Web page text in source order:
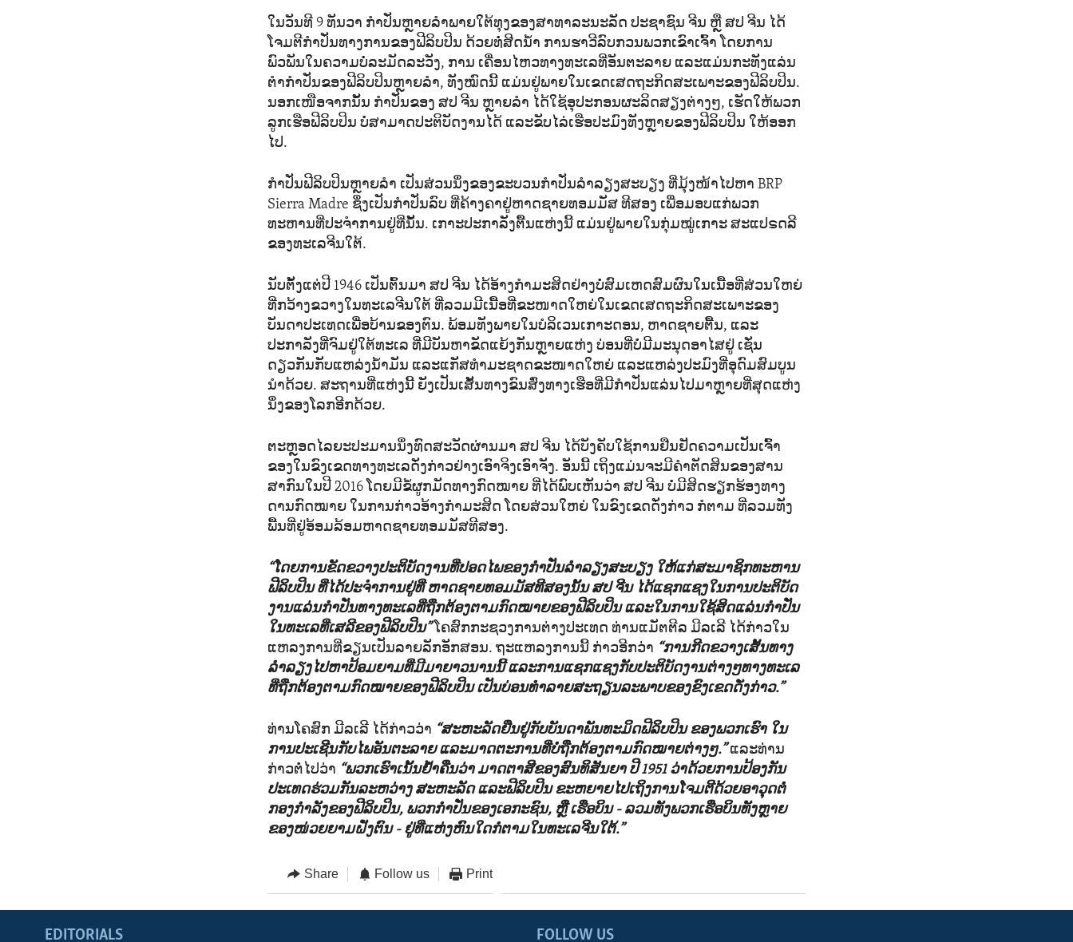
ໃນວັນທີ 9 ທັນວາ ກຳປັ່ນຫຼາຍລຳພາຍໃຕ້ທຸງຂອງສາທາລະນະລັດ ປະຊາຊົນ ຈີນ ຫຼື ສປ ຈີນ ໄດ້
ໂຈມຕີກຳປັ່ນທາງການຂອງຟີລິບປິນ ດ້ວຍທໍ່ສີດນ້ຳ ການຮາວີລົບກວນພວກເຂົາເຈົ້າ ໂດຍການ
ພົວພັນໃນຄວາມບໍ່ລະມັດລະວັງ, ການ ເຄື່ອນໄຫວທາງທະເລທີ່ອັນຕະລາຍ ແລະແມ່ນກະທັງແລ່ນ
ຕຳກຳປັ່ນຂອງຟີລິບປິນຫຼາຍລຳ, ທັງໝົດນີ້ ແມ່ນຢູ່ພາຍໃນເຂດເສດຖະກິດສະເພາະຂອງຟີລິບປິນ.
ນອກເໜືອຈາກນັ້ນ ກຳປັ່ນຂອງ ສປ ຈີນ ຫຼາຍລຳ ໄດ້ໃຊ້ອຸປະກອນຜະລິດສຽງຕ່າງໆ, ເຮັດໃຫ້ພວກ
ລູກເຮືອຟີລິບປິນ ບໍ່ສາມາດປະຕິບັດງານໄດ້ ແລະຂັບໄລ່ເຮືອປະມົງທັງຫຼາຍຂອງຟີລິບປິນ ໃຫ້ອອກ
ໄປ.
ກຳປັ່ນຟີລິບປິນຫຼາຍລຳ ເປັນສ່ວນນຶ່ງຂອງຂະບວນກຳປັ່ນລຳລຽງສະບຽງ ທີ່ມຸ້ງໜ້າໄປຫາ BRP
Sierra Madre ຊຶ່ງເປັນກຳປັ່ນລົບ ທີ່​ຄ້າງຄາຢູ່ຫາດຊາຍທອມມັສ ທີສອງ ເພື່ອມອບແກ່ພວກ
ທະຫານທີ່ປະຈຳການຢູ່ທີ່ນັ້ນ. ເກາະປະກາລັງຕື້ນແຫ່ງນີ້ ແມ່ນຢູ່ພາຍໃນກຸ່ມໝູ່ເກາະ ສະແປຣດລີ
ຂອງທະເລຈີນໃຕ້.
ນັບຕັ້ງແຕ່ປີ 1946 ເປັນຕົ້ນມາ ສ​ປ ຈີນ ໄດ້ອ້າງ​ກຳ​ມະສິດຢ່າງບໍ່ສົມເຫດສົມຜົນໃນເນື້ອທີ່ສ່ວນໃຫຍ່
ທີ່ກວ້າງຂວາງໃນທະເລຈີນໃຕ້ ທີ່ລວມມີເນື້ອທີ່ຂະໜາດໃຫຍ່ໃນເຂດເສດຖະກິດສະເພາະຂອງ
ບັນດາປະເທດເພື່ອບ້ານຂອງຕົນ. ພ້ອມທັງພາຍໃນບໍລິເວນເກາະດອນ, ຫາດຊາຍຕື້ນ, ແລະ
ປະກາລັງທີ່ຈົມຢູ່ໃຕ້ທະເລ ທີ່ມີບັນຫາຂັດແຍ້ງກັນຫຼາຍແຫ່ງ ບ່ອນທີ່ບໍ່ມີມະນຸດອາໄສຢູ່ ເຊັ່ນ
ດຽວກັນກັບແຫລ່ງນ້ຳມັນ ແລະແກັສທຳມະຊາດຂະໜາດໃຫຍ່ ແລະແຫລ່ງປະມົງທີ່ອຸດົມສົມບູນ
ນຳດ້ວຍ. ສະຖານທີ່ແຫ່ງນີ້ ຍັງເປັນເສັ້ນທາງຂົນສົ່ງທາງເຮືອທີ່ມີ​ກຳ​ປັ່ນ​ແລ່ນ​ໄປ​ມາຫຼາຍທີ່ສຸດແຫ່ງ
ນຶ່ງຂອງໂລກອີກດ້ວຍ.
ຕະຫຼອດໄລຍະປະມານນຶ່ງທົດສະວັດຜ່ານມາ ສປ ຈີນ ໄດ້ບັງຄັບໃຊ້ການຢືນຢັດຄວາມເປັນເຈົ້າ
ຂອງໃນຂົງເຂດທາງທະເລດັ່ງກ່າວຢ່າງເອົາຈິງເອົາຈັງ. ອັນນີ້ ເຖິງແມ່ນຈະມີຄຳຕັດສິນຂອງສານ
ສາກົນໃນປີ 2016 ໂດຍມີຂໍ້ຜູກມັດທາງກົດໝາຍ ທີ່ໄດ້ພົບເຫັນວ່າ ສປ ຈີນ ບໍ່ມີສິດຮຽກຮ້ອງທາງ
ດານກົດໝາຍ ໃນການກ່າວອ້າງກຳມະສິດ ໂດຍສ່ວນໃຫຍ່ ໃນຂົງເຂດດັ່ງກ່າວ ກໍຕາມ ທີ່ລວມທັງ
ພື້ນທີ່ຢູ່ອ້ອມລ້ອມຫາດຊາຍທອມມັສທີສອງ.
“ໂດຍການຂັດຂວາງປະຕິບັດງານທີ່ປອດໄພຂອງກຳປັ່ນລຳລຽງສະບຽງ ໃຫ້ແກ່ສະມາຊິກທະຫານ
ຟີລິບປິນ ທີ່ໄດ້ປະຈຳການຢູ່ທີ່ ຫາດຊາຍທອມມັສທີສອງນັ້ນ ສປ ຈີນ ໄດ້ແຊກແຊງໃນການປະຕິບັດ
ງານແລ່ນກຳປັ່ນທາງທະເລທີ່ຖືກຕ້ອງຕາມກົດໝາຍຂອງຟີລິບປິນ ແລະໃນການໃຊ້ສິດແລ່ນກຳປັ່ນ
ໃນທະເລທີ່ເສລີຂອງຟີລິບປິນ”ໂຄສົກກະຊວງການຕ່າງປະເທດ ທ່ານແມັຕຕີລ ມີລເລີ ໄດ້ກ່າວໃນ
ແຫລງການທີ່ຂຽນເປັນລາຍລັກອັກສອນ. ຖະແຫລງການນີ້ ກ່າວອີກວ່າ “ການກີດຂວາງເສັ້ນທາງ
ລຳລຽງໄປຫາປ້ອມຍາມທີ່ມີມາຍາວນານນີ້ ແລະການແຊກແຊງກັບປະຕິບັດງານຕ່າງໆທາງທະເລ
ທີ່ຖືກຕ້ອງຕາມກົດໝາຍຂອງຟີລິບປິນ ເປັນບ່ອນທຳລາຍສະຖຽນລະພາບຂອງຂົງເຂດດັ່ງກ່າວ.”
ທ່ານໂຄສົກ ມີລເລີ ໄດ້ກ່າວວ່າ “ສະຫະລັດຢືນຢູ່ກັບບັນດາພັນທະມິດຟີລິບປິນ ຂອງພວກເຮົາ ໃນ
ການປະເຊີນກັບໄພອັນຕະລາຍ ແລະມາດຕະການທີ່ບໍ່ຖືກຕ້ອງຕາມກົດໝາຍຕ່າງໆ.”ແລະທ່ານ
ກ່າວຕໍ່ໄປວ່າ “ພວກເຮົາເນັ້ນຢ້ຳຄືນວ່າ ມາດຕາສີຂອງສົນທິສັນຍາ ປີ 1951 ວ່າດ້ວຍການປ້ອງກັນ
ປະເທດຮ່ວມກັນລະຫວ່າງ ສະຫະລັດ ແລະຟີລິບປິນ ຂະຫຍາຍໄປເຖິງການໂຈມຕີດ້ວຍອາວຸດຕໍ່
ກອງກຳລັງຂອງຟີລິບປິນ, ພວກກຳປັ່ນຂອງເອກະຊົນ, ຫຼື ເຮືອບິນ - ລວມທັງພວກເຮືອບິນທັງຫຼາຍ
ຂອງໜ່ວຍຍາມຝັ່ງຕົນ - ຢູ່ທີ່ແຫ່ງຫົນໃດກໍຕາມໃນທະເລຈີນໃຕ້.”
Share Follow us Print
FOLLOW US
EDITORIALS